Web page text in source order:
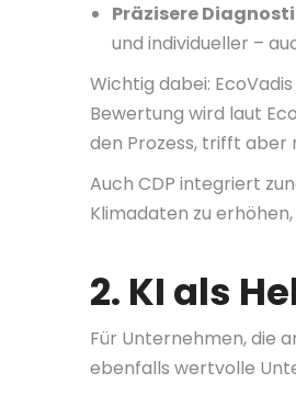
Präzisere
und individueller –
Wichtig dabei:
Bewertung wird laut
den Prozess, trifft aber
Auch CDP integriert
Klimadaten zu
2. KI als
Für Unternehmen, die
ebenfalls wertvolle